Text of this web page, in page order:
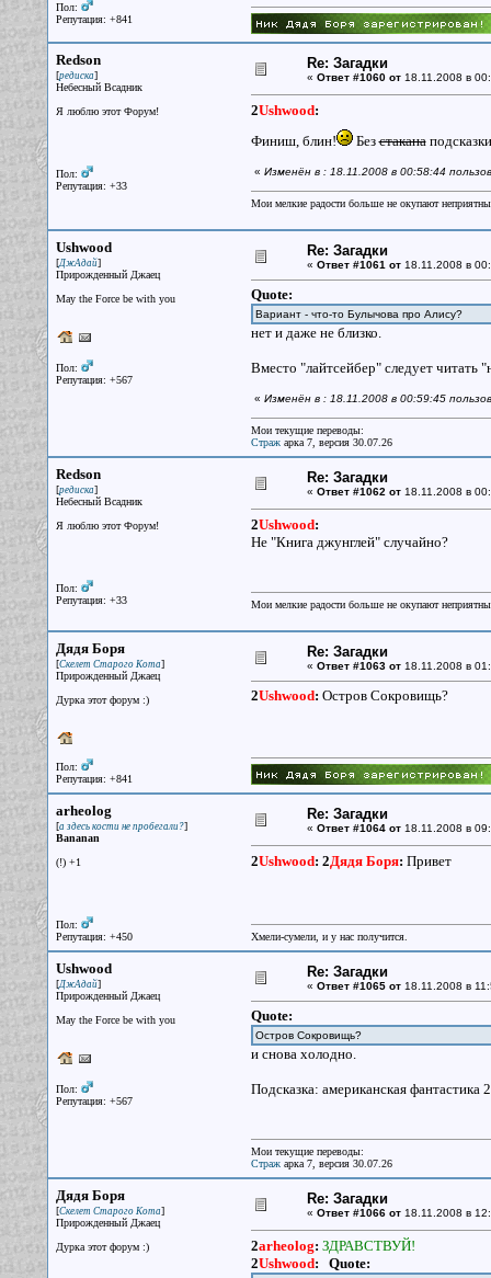
Пол:
Репутация: +841
Redson
[редиска]
Небесный Всадник
Я люблю этот Форум!
Пол:
Репутация: +33
Re: Загадки
« Ответ #1060 от18.11.2008 в
2Ushwood:
Финиш, блин!
Безстакана
« Изменён в : 18.11.2008 в 00:58:44
Мои мелкие радости больше не окупают
Ushwood
[ДжАдай]
Прирожденный Джаец
May the Force be with you
Пол:
Репутация: +567
Re: Загадки
« Ответ #1061 от18.11.2008 в
Quote:
Вариант - что-то Булычова про Алису?
нет и даже не близко.
Вместо "лайтсейбер" следует читать
« Изменён в : 18.11.2008 в 00:59:45
Мои текущие переводы:
Стражарка 7, версия 30.07.26
Redson
[редиска]
Небесный Всадник
Я люблю этот Форум!
Пол:
Репутация: +33
Re: Загадки
« Ответ #1062 от18.11.2008 в
2Ushwood:
Не "Книга джунглей" случайно?
Мои мелкие радости больше не окупают
Дядя Боря
[Скелет Старого Кота]
Прирожденный Джаец
Дурка этот форум :)
Пол:
Репутация: +841
Re: Загадки
« Ответ #1063 от18.11.2008 в
2Ushwood: Остров Сокровищь?
arheolog
[а здесь кости не пробегали?]
Bananan
(!) +1
Пол:
Репутация: +450
Re: Загадки
« Ответ #1064 от18.11.2008 в
2Ushwood: 2Дядя Боря: Привет
Хмели-сумели, и у нас получится.
Ushwood
[ДжАдай]
Прирожденный Джаец
May the Force be with you
Пол:
Репутация: +567
Re: Загадки
« Ответ #1065 от18.11.2008 в
Quote:
Остров Сокровищь?
и снова холодно.
Подсказка: американская фантастика
Мои текущие переводы:
Стражарка 7, версия 30.07.26
Дядя Боря
[Скелет Старого Кота]
Прирожденный Джаец
Дурка этот форум :)
Re: Загадки
« Ответ #1066 от18.11.2008 в
2arheolog: ЗДРАВСТВУЙ!
2Ushwood: Quote: